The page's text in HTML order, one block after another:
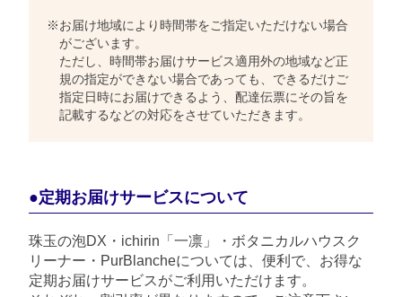
※お届け地域により時間帯をご指定いただけない場合
がございます。
ただし、時間帯お届けサービス適用外の地域など正
規の指定ができない場合であっても、できるだけご
指定日時にお届けできるよう、配達伝票にその旨を
記載するなどの対応をさせていただきます。
●定期お届けサービスについて
珠玉の泡DX・ichirin「一凛」・ボタニカルハウスク
リーナー・PurBlancheについては、便利で、お得な
定期お届けサービスがご利用いただけます。